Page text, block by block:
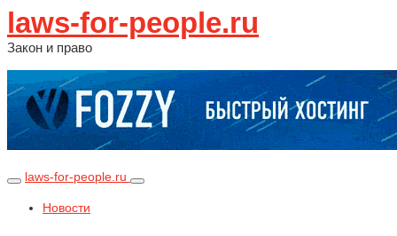
laws-for-people.ru
Закон и право
laws-for-people.ru
Новости